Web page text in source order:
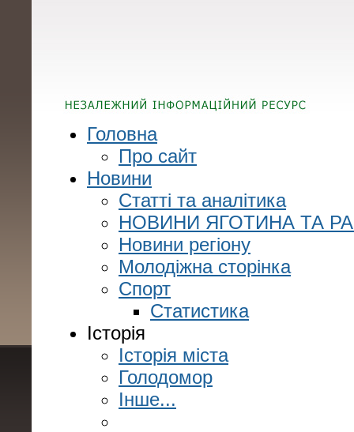
Головна
Про сайт
Новини
Статті та аналітика
НОВИНИ ЯГОТИНА ТА
Новини регіону
Молодіжна сторінка
Спорт
Статистика
Історія
Історія міста
Голодомор
Інше...